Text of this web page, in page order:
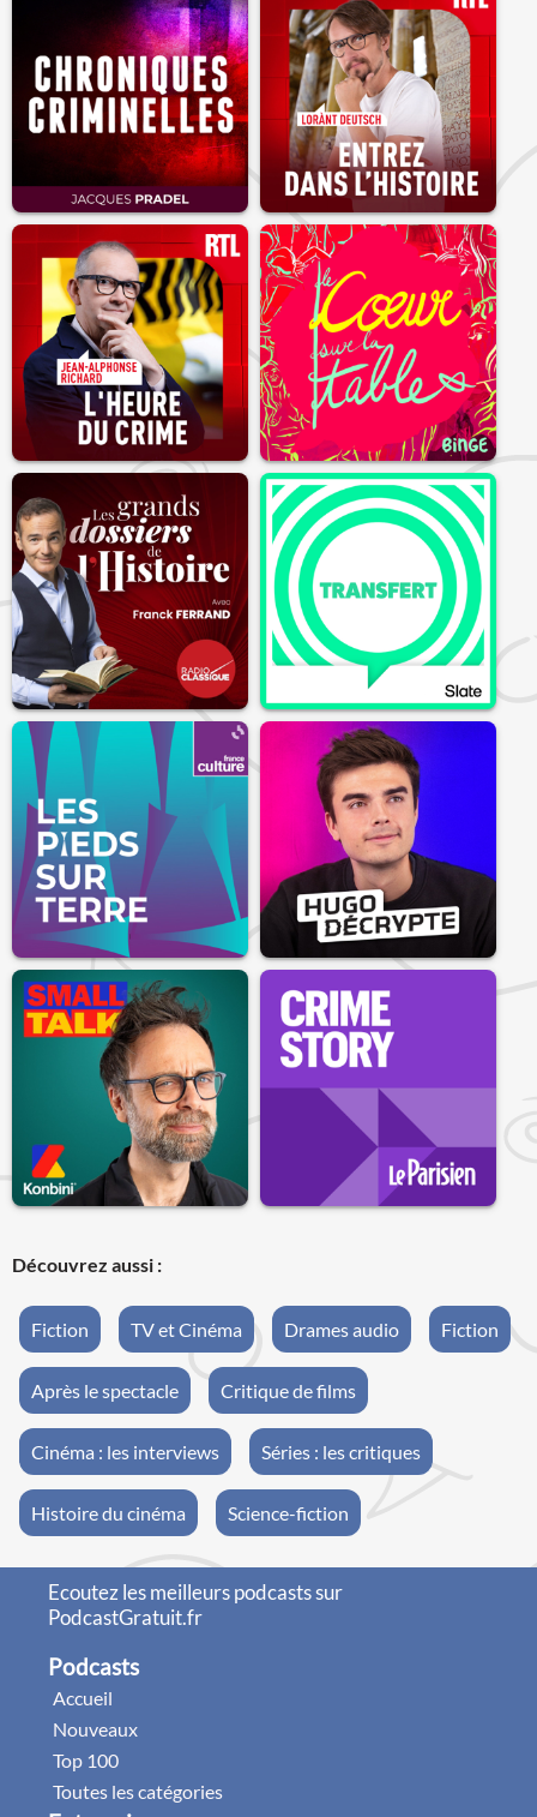
Découvrez aussi :
Fiction TV et Cinéma Drames audio Fiction
Après le spectacle Critique de films
Cinéma : les interviews Séries : les critiques
Histoire du cinéma Science-fiction
Ecoutez les meilleurs podcasts sur
PodcastGratuit.fr
Podcasts
Accueil
Nouveaux
Top 100
Toutes les catégories